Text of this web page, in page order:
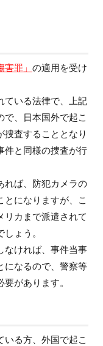
害罪」 の適用を受け
ている法律で、上記
、日本国外で起こ
捜査することとなり
件と同様の捜査が行
れば、防犯カメラの
になりますが、こ
リカまで派遣されて
ょう。
なければ、事件当事
になるので、警察等
があります。
る方、外国で起こ